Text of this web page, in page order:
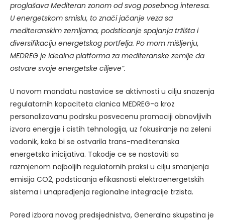
proglašava Mediteran zonom od svog posebnog interesa.
U energetskom smislu, to znači jačanje veza sa
mediteranskim zemljama, podsticanje spajanja tržišta i
diversifikaciju energetskog portfelja. Po mom mišljenju,
MEDREG je idealna platforma za mediteranske zemlje da
ostvare svoje energetske ciljeve”.
U novom mandatu nastavice se aktivnosti u cilju snazenja
regulatornih kapaciteta clanica MEDREG-a kroz
personalizovanu podrsku posvecenu promociji obnovljivih
izvora energije i cistih tehnologija, uz fokusiranje na zeleni
vodonik, kako bi se ostvarila trans-mediteranska
energetska inicijativa. Takodje ce se nastaviti sa
razmjenom najboljih regulatornih praksi u cilju smanjenja
emisija CO2, podsticanja efikasnosti elektroenergetskih
sistema i unapredjenja regionalne integracije trzista.
Pored izbora novog predsjednistva, Generalna skupstina je